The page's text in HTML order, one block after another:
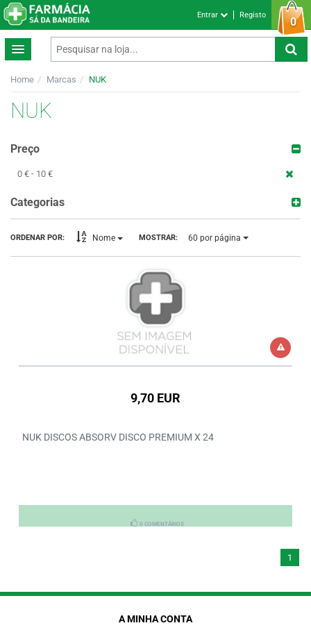
0
Entrar Registo
Home Marcas NUK
NUK
Preço
0 € - 10 €
Categorias
ORDENAR POR: Nome MOSTRAR: 60 por página
9,70 EUR
NUK DISCOS ABSORV DISCO PREMIUM X 24
0 COMENTÁRIOS
1
A MINHA CONTA